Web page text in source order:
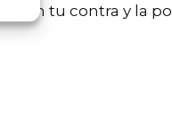
en tu contra y la